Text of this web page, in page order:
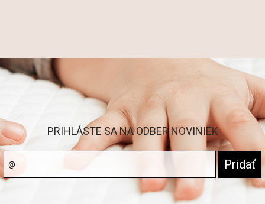
PRIHLÁSTE SA NA ODBER NOVINIEK